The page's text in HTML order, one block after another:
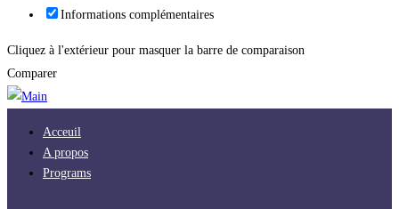
Informations complémentaires
Cliquez à l'extérieur pour masquer la barre de comparaison
Comparer
Acceuil
A propos
Programs